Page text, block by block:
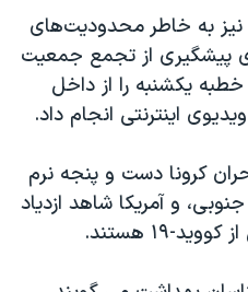
به خاطر محدودیت‌های
پیشگیری از تجمع جمعیت
یکشنبه را از داخل
اینترنتی انجام داد.
کرونا دست و پنجه نرم
و آمریکا شاهد ازدیاد
۱۹ هستند.